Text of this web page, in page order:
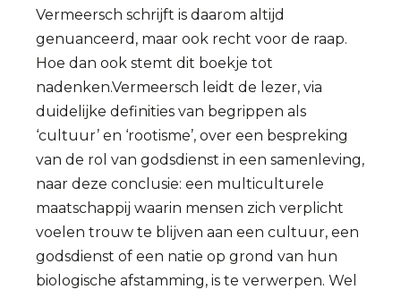
Vermeersch schrijft is daarom altijd
genuanceerd, maar ook recht voor de raap.
Hoe dan ook stemt dit boekje tot
nadenken.Vermeersch leidt de lezer, via
duidelijke definities van begrippen als
‘cultuur’ en ‘rootisme’, over een bespreking
van de rol van godsdienst in een samenleving,
naar deze conclusie: een multiculturele
maatschappij waarin mensen zich verplicht
voelen trouw te blijven aan een cultuur, een
godsdienst of een natie op grond van hun
biologische afstamming, is te verwerpen. Wel